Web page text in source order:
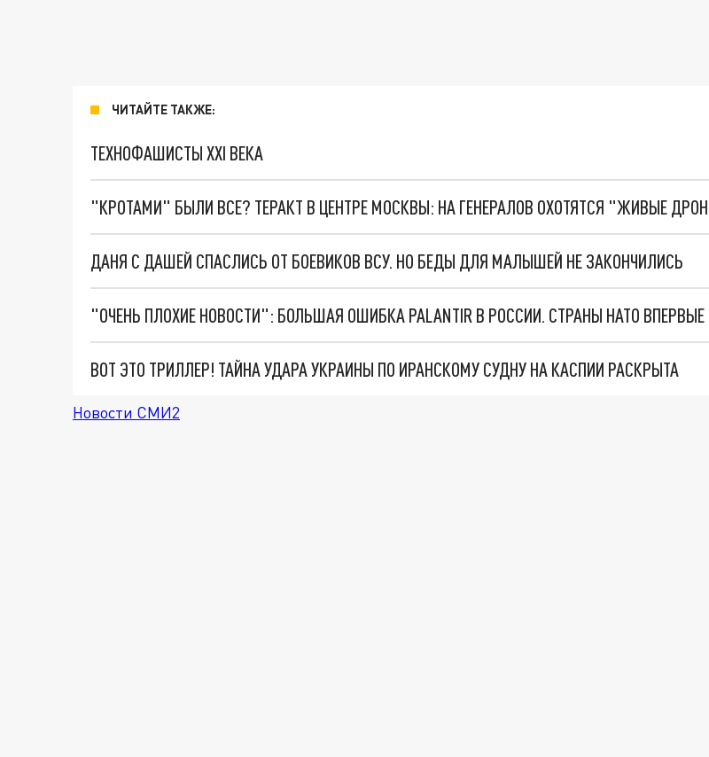
ЧИТАЙТЕ ТАКЖЕ:
ТЕХНОФАШИСТЫ XXI ВЕКА
"КРОТАМИ" БЫЛИ ВСЕ? ТЕРАКТ В ЦЕНТРЕ МОСКВЫ: НА ГЕНЕРАЛОВ ОХОТЯТСЯ "ЖИВЫЕ
ДАНЯ С ДАШЕЙ СПАСЛИСЬ ОТ БОЕВИКОВ ВСУ. НО БЕДЫ ДЛЯ МАЛЫШЕЙ НЕ ЗАКОНЧИЛИСЬ
ВОТ ЭТО ТРИЛЛЕР! ТАЙНА УДАРА УКРАИНЫ ПО ИРАНСКОМУ СУДНУ НА КАСПИИ РАСКРЫТА
Новости СМИ2